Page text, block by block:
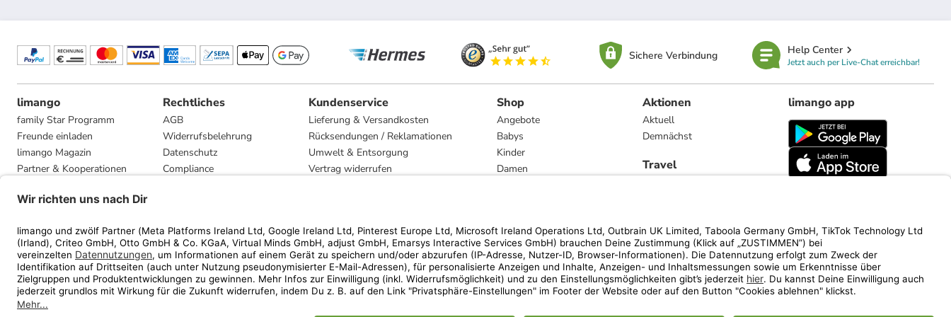
Sichere Verbindung Help Center
Jetzt auch per Live-Chat erreichbar!
limango
family Star Programm
Freunde einladen
limango Magazin
Partner & Kooperationen
Presse
Rechtliches
AGB
Widerrufsbelehrung
Datenschutz
Compliance
Kundenservice
Lieferung & Versandkosten
Rücksendungen / Reklamationen
Umwelt & Entsorgung
Vertrag widerrufen
Shop
Angebote
Babys
Kinder
Damen
Marken
Aktionen
Aktuell
Demnächst
Travel
limango app
limango.nl limango.pl